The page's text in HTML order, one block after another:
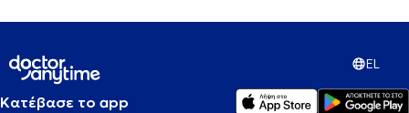
EL
Κατέβασε το app